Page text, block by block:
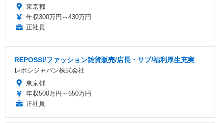
東京都
年収300万円～430万円
正社員
REPOSSI/ファッション雑貨販売/店長・サブ/福利厚生充実
レポシジャパン株式会社
東京都
年収500万円～650万円
正社員